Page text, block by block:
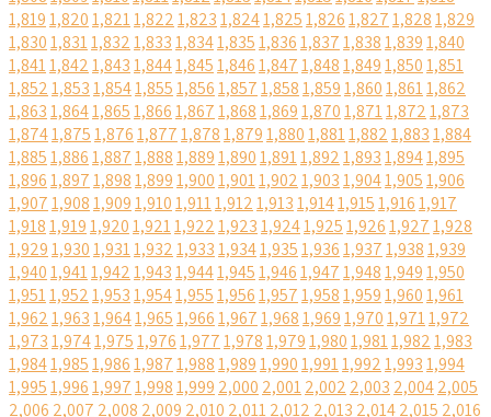
1,8191,8201,8211,8221,8231,8241,8251,8261,8271,8281,829
1,8301,8311,8321,8331,8341,8351,8361,8371,8381,8391,840
1,8411,8421,8431,8441,8451,8461,8471,8481,8491,8501,851
1,8521,8531,8541,8551,8561,8571,8581,8591,8601,8611,862
1,8631,8641,8651,8661,8671,8681,8691,8701,8711,8721,873
1,8741,8751,8761,8771,8781,8791,8801,8811,8821,8831,884
1,8851,8861,8871,8881,8891,8901,8911,8921,8931,8941,895
1,8961,8971,8981,8991,9001,9011,9021,9031,9041,9051,906
1,9071,9081,9091,9101,9111,9121,9131,9141,9151,9161,917
1,9181,9191,9201,9211,9221,9231,9241,9251,9261,9271,928
1,9291,9301,9311,9321,9331,9341,9351,9361,9371,9381,939
1,9401,9411,9421,9431,9441,9451,9461,9471,9481,9491,950
1,9511,9521,9531,9541,9551,9561,9571,9581,9591,9601,961
1,9621,9631,9641,9651,9661,9671,9681,9691,9701,9711,972
1,9731,9741,9751,9761,9771,9781,9791,9801,9811,9821,983
1,9841,9851,9861,9871,9881,9891,9901,9911,9921,9931,994
1,9951,9961,9971,9981,999 2,000 2,0012,002 2,003 2,0042,005
2,006 2,007 2,008 2,009 2,010 2,0112,012 2,013 2,0142,015 2,016